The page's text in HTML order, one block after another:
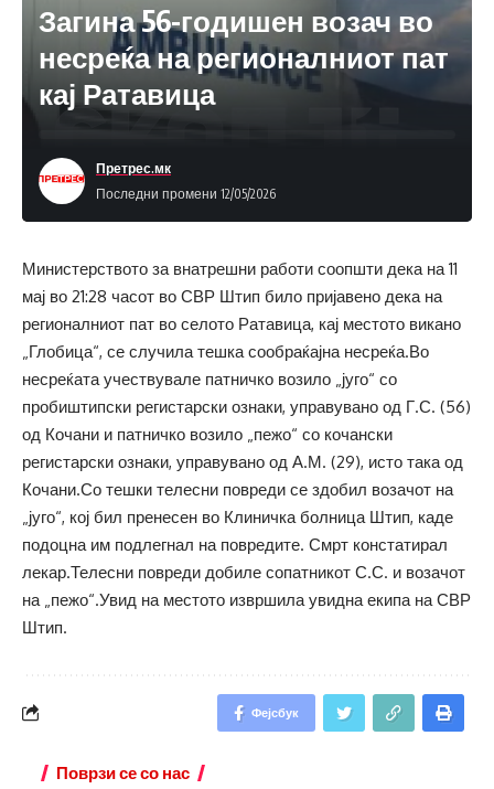
Загина 56-годишен возач во
несреќа на регионалниот пат
кај Ратавица
Последни промени 12/05/2026
Претрес.мк
Министерството за внатрешни работи соопшти дека на 11
мај во 21:28 часот во СВР Штип било пријавено дека на
регионалниот пат во селото Ратавица, кај местото викано
„Глобица“, се случила тешка сообраќајна несреќа.Во
несреќата учествувале патничко возило „југо“ со
пробиштипски регистарски ознаки, управувано од Г.С. (56)
од Кочани и патничко возило „пежо“ со кочански
регистарски ознаки, управувано од А.М. (29), исто така од
Кочани.Со тешки телесни повреди се здобил возачот на
„југо“, кој бил пренесен во Клиничка болница Штип, каде
подоцна им подлегнал на повредите. Смрт констатирал
лекар.Телесни повреди добиле сопатникот С.С. и возачот
на „пежо“.Увид на местото извршила увидна екипа на СВР
Штип.
Фејсбук
Поврзи се со нас